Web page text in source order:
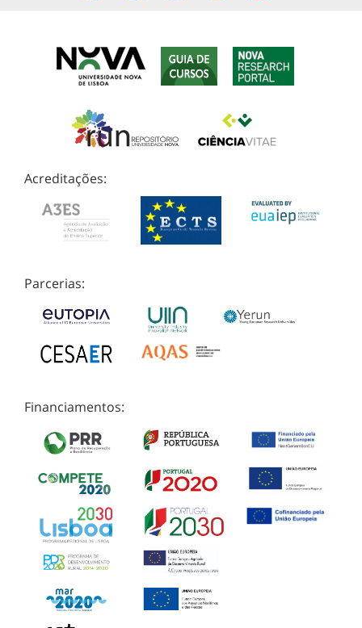
Acreditações:
Parcerias:
Financiamentos: